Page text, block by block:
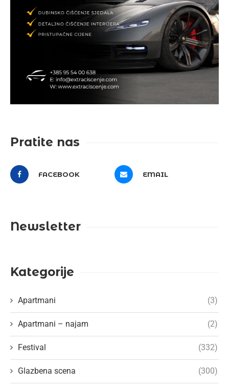
Pratite nas
FACEBOOK EMAIL
Newsletter
Kategorije
Apartmani (3)
Apartmani – najam (2)
Festival (332)
Glazbena scena (300)